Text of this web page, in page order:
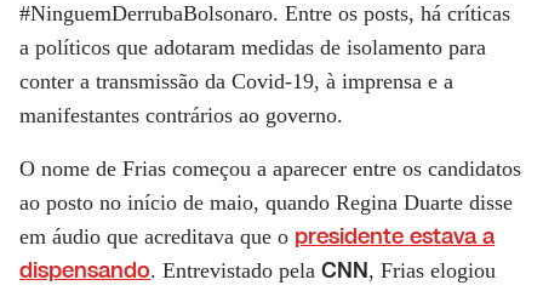
#NinguemDerrubaBolsonaro. Entre os posts, há críticas
a políticos que adotaram medidas de isolamento para
conter a transmissão da Covid-19, à imprensa e a
manifestantes contrários ao governo.
O nome de Frias começou a aparecer entre os candidatos
ao posto no início de maio, quando Regina Duarte disse
em áudio que acreditava que o presidente estava a
dispensando. Entrevistado pela CNN, Frias elogiou